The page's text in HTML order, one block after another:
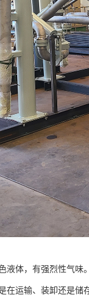
液体，有强烈性气
在运输、装卸还是